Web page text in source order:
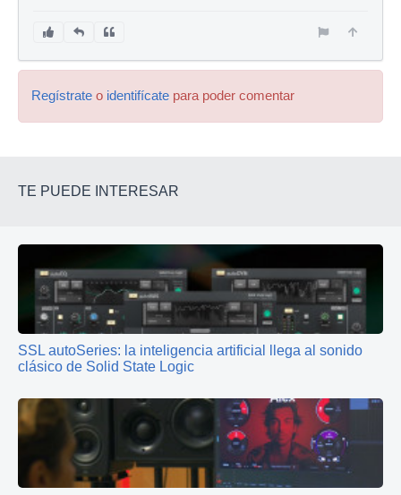
Regístrate o identifícate para poder comentar
TE PUEDE INTERESAR
SSL autoSeries: la inteligencia artificial llega al sonido
clásico de Solid State Logic